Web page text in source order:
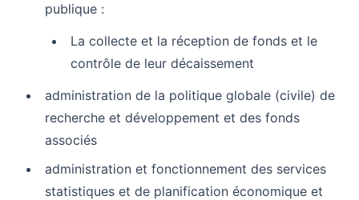
publique :
La collecte et la réception de fonds et le
contrôle de leur décaissement
administration de la politique globale (civile) de
recherche et développement et des fonds
associés
administration et fonctionnement des services
statistiques et de planification économique et